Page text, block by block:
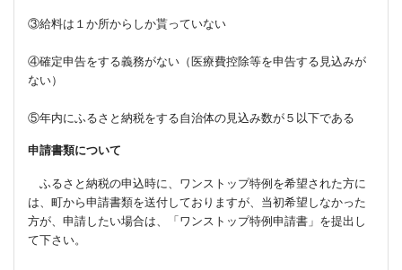
③給料は１か所からしか貰っていない
④確定申告をする義務がない（医療費控除等を申告する見込みが
ない）
⑤年内にふるさと納税をする自治体の見込み数が５以下である
申請書類について
ふるさと納税の申込時に、ワンストップ特例を希望された方に
は、町から申請書類を送付しておりますが、当初希望しなかった
方が、申請したい場合は、「ワンストップ特例申請書」を提出し
て下さい。